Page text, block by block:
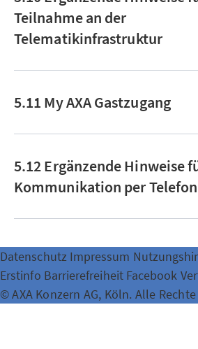
Teilnahme an der
Telematikinfrastruktur
5.11 My AXA Gastzugang
5.12 Ergänzende Hinweise
Kommunikation per Telefon
Datenschutz Impressum
Erstinfo Barrierefreiheit Facebook
© AXA Konzern AG, Köln. Alle